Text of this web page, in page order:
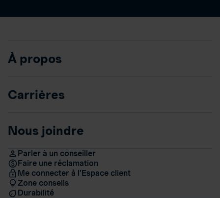
À propos
Carrières
Nous joindre
Parler à un conseiller
Faire une réclamation
Me connecter à l’Espace client
Zone conseils
Durabilité